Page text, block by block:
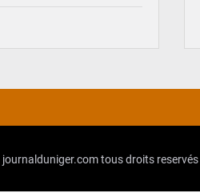
journalduniger.comtous droits reservés